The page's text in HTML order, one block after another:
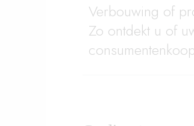
Verbouwing of
Zo ontdekt u of